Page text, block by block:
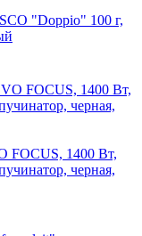
"Doppio" 100 г,
FOCUS, 1400 Вт,
черная,